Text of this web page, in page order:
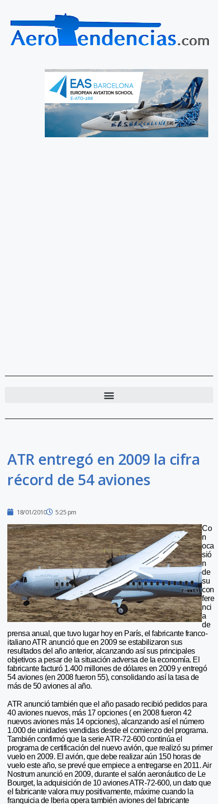
ATR entregó en 2009 la cifra
récord de 54 aviones
18/01/2010 5:25 pm
Co
n
oca
sió
n
de
su
con
fere
nci
a
de
prensa anual, que tuvo lugar hoy en París, el fabricante franco-
italiano ATR anunció que en 2009 se estabilizaron sus
resultados del año anterior, alcanzando así sus principales
objetivos a pesar de la situación adversa de la economía. El
fabricante facturó 1.400 millones de dólares en 2009 y entregó
54 aviones (en 2008 fueron 55), consolidando así la tasa de
más de 50 aviones al año.
ATR anunció también que el año pasado recibió pedidos para
40 aviones nuevos, más 17 opciones ( en 2008 fueron 42
nuevos aviones más 14 opciones), alcanzando así el número
1.000 de unidades vendidas desde el comienzo del programa.
También confirmó que la serie ATR-72-600 continúa el
programa de certificación del nuevo avión, que realizó su primer
vuelo en 2009. El avión, que debe realizar aún 150 horas de
vuelo este año, se prevé que empiece a entregarse en 2011. Air
Nostrum anunció en 2009, durante el salón aeronáutico de Le
Bourget, la adquisición de 10 aviones ATR-72-600, un dato que
el fabricante valora muy positivamente, máxime cuando la
franquicia de Iberia opera también aviones del fabricante